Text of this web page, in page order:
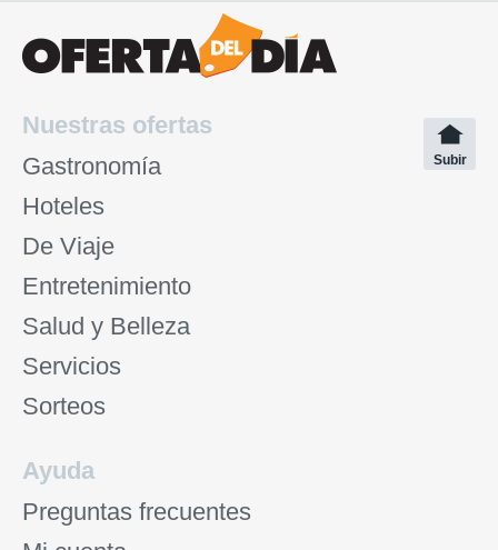
Nuestras ofertas
Gastronomía
Hoteles
De Viaje
Entretenimiento
Salud y Belleza
Servicios
Sorteos
Subir
Ayuda
Preguntas frecuentes